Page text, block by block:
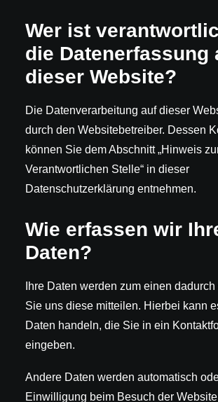
Wer ist
die Datenerfassung
dieser Website?
Die Datenverarbeitung auf dieser
durch den Websitebetreiber. Dessen
können Sie dem Abschnitt „Hinweis
Verantwortlichen Stelle“ in dieser
Datenschutzerklärung entnehmen.
Wie erfassen wir
Daten?
Ihre Daten werden zum einen
Sie uns diese mitteilen. Hierbei kann
Daten handeln, die Sie in ein
eingeben.
Andere Daten werden automatisch
Einwilligung beim Besuch der